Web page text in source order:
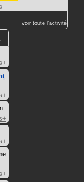
voir toute l'activité